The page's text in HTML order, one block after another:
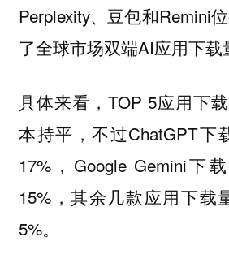
Perplexity、豆包和Remini
了全球市场双端AI应用下载
具体来看，TOP 5应用下
本持平，不过ChatGPT下
17%，Google Gemini下
15%，其余几款应用下载
5%。